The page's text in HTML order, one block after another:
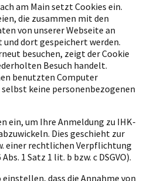
am Main setzt Cookies ein.
die zusammen mit den
von unserer Webseite an
dort gespeichert werden.
besuchen, zeigt der Cookie
Besuch handelt.
benutzten Computer
keine personenbezogenen
ein, um Ihre Anmeldung zu IHK-
Dies geschieht zur
einer rechtlichen Verpflichtung
1 Satz 1 lit. b bzw. c DSGVO).
dass die Annahme von